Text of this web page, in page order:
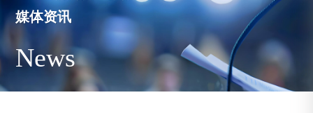
媒体资讯
News